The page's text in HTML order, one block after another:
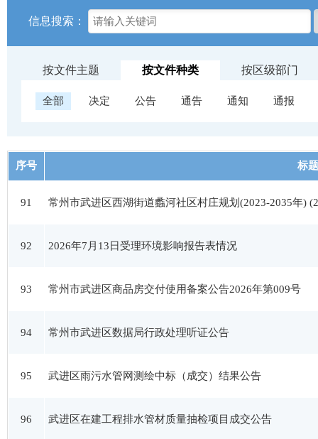
信息搜索：
按文件主题 按文件种类 按区级部门
全部 决定 公告 通告 通知 通报
序号 标题
91 常州市武进区西湖街道蠡河社区村庄规划(2023-2035年)
92 2026年7月13日受理环境影响报告表情况
93 常州市武进区商品房交付使用备案公告2026年第009号
94 常州市武进区数据局行政处理听证公告
95 武进区雨污水管网测绘中标（成交）结果公告
96 武进区在建工程排水管材质量抽检项目成交公告